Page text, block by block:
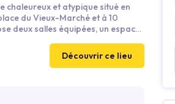
chaleureux et atypique situé en
du Vieux-Marché et à 10
deux salles équipées, un espace
ateliers, présentations produits
Découvrir ce lieu